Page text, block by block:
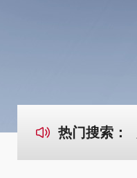
热门搜索：